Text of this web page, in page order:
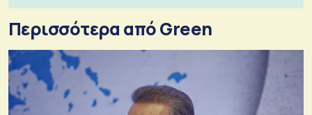
Περισσότερα από Green